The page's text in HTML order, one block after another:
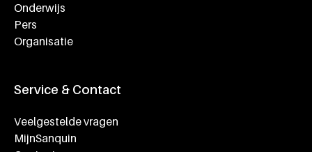
Onderwijs
Pers
Organisatie
Service & Contact
Veelgestelde vragen
MijnSanquin